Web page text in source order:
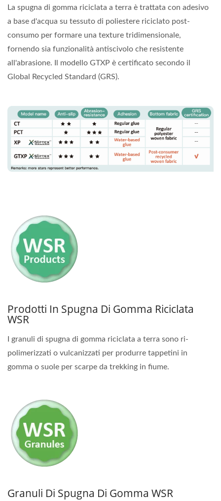
La spugna di gomma riciclata a terra è trattata con adesivo
a base d'acqua su tessuto di poliestere riciclato post-
consumo per formare una texture tridimensionale,
fornendo sia funzionalità antiscivolo che resistente
all'abrasione. Il modello GTXP è certificato secondo il
Global Recycled Standard (GRS).
Prodotti In Spugna Di Gomma Riciclata
WSR
I granuli di spugna di gomma riciclata a terra sono ri-
polimerizzati o vulcanizzati per produrre tappetini in
gomma o suole per scarpe da trekking in fiume.
Granuli Di Spugna Di Gomma WSR